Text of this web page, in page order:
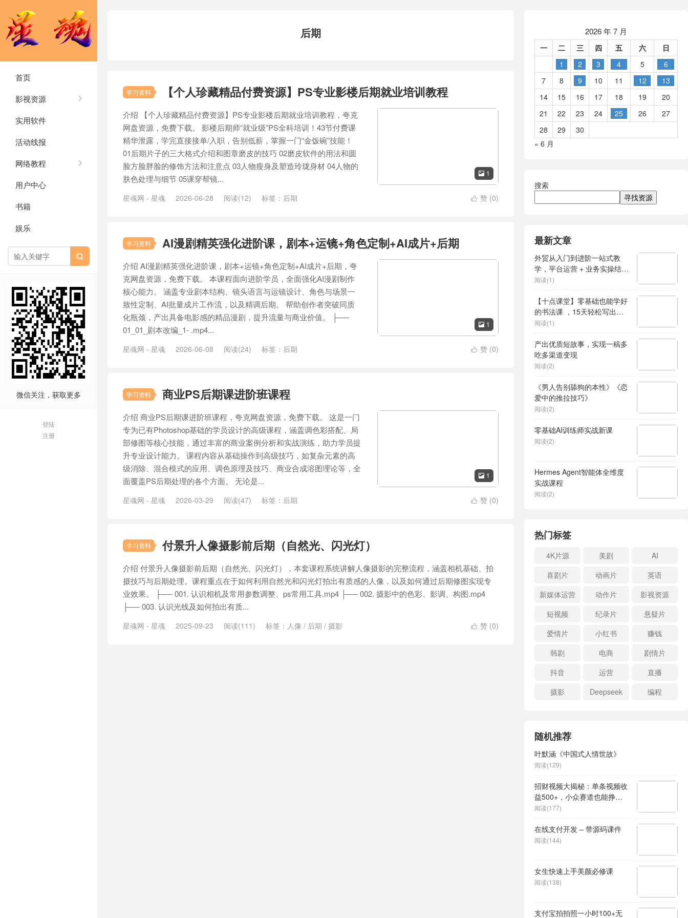
首页
影视资源
实用软件
活动线报
网络教程
用户中心
书籍
娱乐

微信关注，获取更多
登陆
注册
后期
学习资料 【个人珍藏精品付费资源】PS专业影楼后期就业培训教程
 1
介绍 【个人珍藏精品付费资源】PS专业影楼后期就业培训教程，夸克
网盘资源，免费下载。 影楼后期师“就业级”PS全科培训！43节付费课
精华泄露，学完直接接单/入职，告别低薪，掌握一门“金饭碗”技能！
01后期片子的三大格式介绍和图章磨皮的技巧 02磨皮软件的用法和圆
脸方脸胖脸的修饰方法和注意点 03人物瘦身及塑造玲珑身材 04人物的
肤色处理与细节 05课穿帮镜...
 赞 (0)
星魂网 - 星魂 2026-06-28 阅读(12) 标签： 后期
学习资料 AI漫剧精英强化进阶课，剧本+运镜+角色定制+AI成片+后期
 1
介绍 AI漫剧精英强化进阶课，剧本+运镜+角色定制+AI成片+后期，夸
克网盘资源，免费下载。 本课程面向进阶学员，全面强化AI漫剧制作
核心能力。 涵盖专业剧本结构、镜头语言与运镜设计、角色与场景一
致性定制、AI批量成片工作流，以及精调后期。 帮助创作者突破同质
化瓶颈，产出具备电影感的精品漫剧，提升流量与商业价值。 ├──
01_01_剧本改编_1- .mp4...
 赞 (0)
星魂网 - 星魂 2026-06-08 阅读(24) 标签： 后期
学习资料 商业PS后期课进阶班课程
 1
介绍 商业PS后期课进阶班课程，夸克网盘资源，免费下载。 这是一门
专为已有Photoshop基础的学员设计的高级课程，涵盖调色彩搭配、局
部修图等核心技能，通过丰富的商业案例分析和实战演练，助力学员提
升专业设计能力。 课程内容从基础操作到高级技巧，如复杂元素的高
级消除、混合模式的应用、调色原理及技巧、商业合成溶图理论等，全
面覆盖PS后期处理的各个方面。 无论是...
 赞 (0)
星魂网 - 星魂 2026-03-29 阅读(47) 标签： 后期
学习资料 付景升人像摄影前后期（自然光、闪光灯）
介绍 付景升人像摄影前后期（自然光、闪光灯），本套课程系统讲解人像摄影的完整流程，涵盖相机基础、拍
摄技巧与后期处理。课程重点在于如何利用自然光和闪光灯拍出有质感的人像，以及如何通过后期修图实现专
业效果。 ├── 001. 认识相机及常用参数调整、ps常用工具.mp4 ├── 002. 摄影中的色彩、影调、构图.mp4
├── 003. 认识光线及如何拍出有质...
 赞 (0)
星魂网 - 星魂 2025-09-23 阅读(111) 标签： 人像 / 后期 / 摄影
2026 年 7 月
一 二 三 四 五 六
日
1
2 3 4 5
6
7
8 9 10 11 12
13
14
15 16 17 18 19
20
21
22 23 24 25 26
27
28
29
30
« 6 月
搜索
寻找资源
最新文章
外贸从入门到进阶一站式教
学，平台运营 + 业务实操结
合，实现业绩稳步增长
阅读(1)
【十点课堂】零基础也能学好
的书法课 ，15天轻松写出漂
亮人生
阅读(1)
产出优质短故事，实现一稿多
吃多渠道变现
阅读(2)
《男人告别舔狗的本性》《恋
爱中的推拉技巧》
阅读(2)
零基础AI训练师实战新课
阅读(2)
Hermes Agent智能体全维度
实战课程
阅读(2)
热门标签
4K片源 美剧
AI
喜剧片
动画片
英语
新媒体运营
动作片
影视资源
短视频
纪录片
悬疑片
爱情片
小红书
赚钱
韩剧
电商
剧情片
抖音
运营
直播
摄影
Deepseek 编程
随机推荐
叶默涵《中国式人情世故》
阅读(129)
招财视频大揭秘：单条视频收
益500+，小众赛道也能挣翻
天!
阅读(177)
在线支付开发 – 带源码课件
阅读(144)
女生快速上手美颜必修课
阅读(138)
支付宝拍拍照一小时100+无